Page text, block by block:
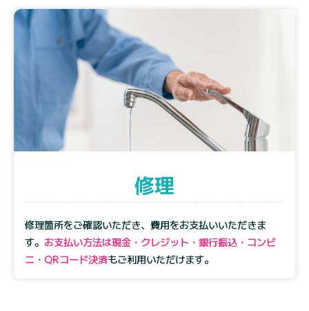
修理
修理箇所をご確認いただき、費用をお支払いいただきま
す。 お支払い方法は現金・クレジット・銀行振込・コンビ
ニ・QRコード決済もご利用いただけます。